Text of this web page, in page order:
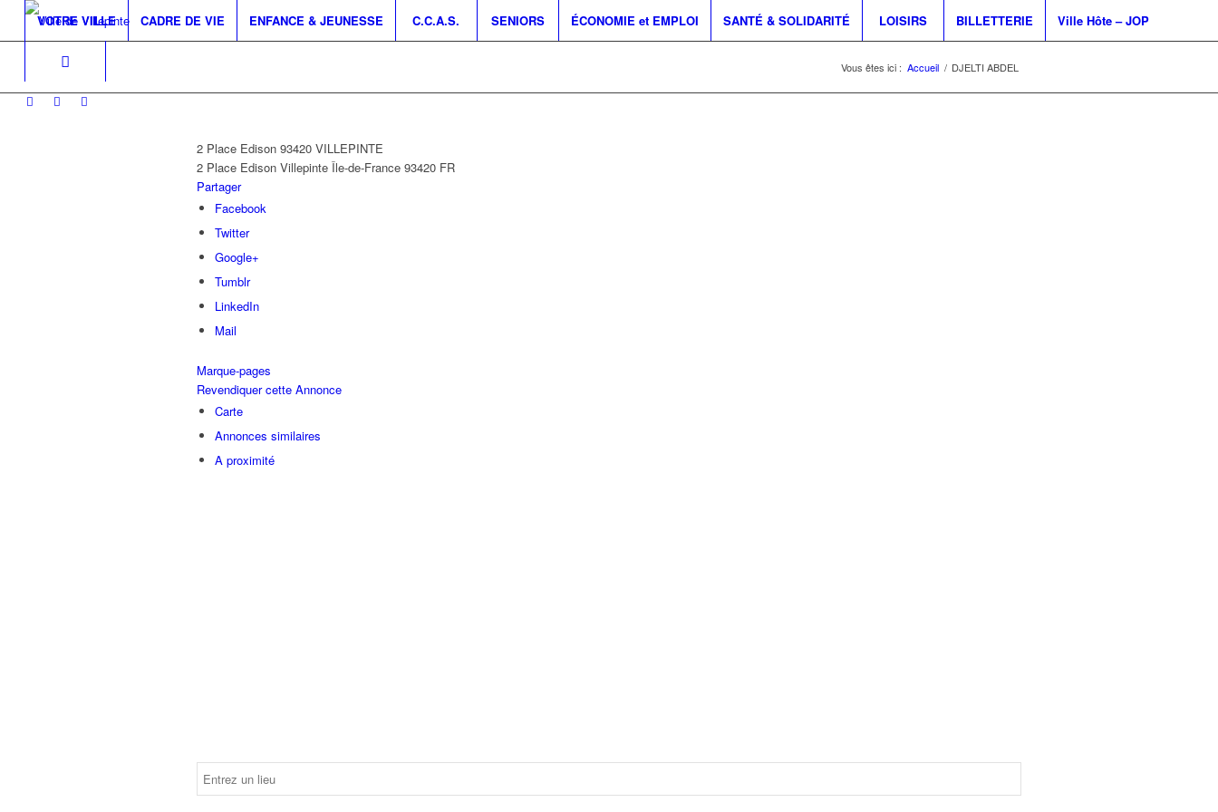
VOTRE VILLE CADRE DE VIE ENFANCE & JEUNESSE C.C.A.S. SENIORS ÉCONOMIE et EMPLOI SANTÉ & SOLIDARITÉ LOISIRS BILLETTERIE Ville Hôte – JOP
Vous êtes ici : Accueil / DJELTI ABDEL
2 Place Edison 93420 VILLEPINTE
2 Place Edison Villepinte Île-de-France 93420 FR
Partager
Facebook
Twitter
Google+
Tumblr
LinkedIn
Mail
Marque-pages
Revendiquer cette Annonce
Carte
Annonces similaires
A proximité